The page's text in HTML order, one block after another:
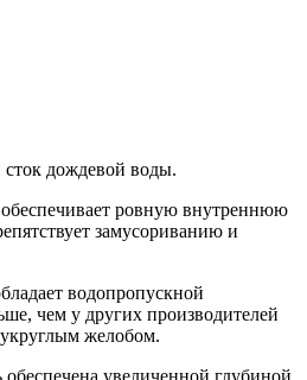
дождевой воды.
ровную внутреннюю
замусориванию и
водопропускной
чем у других производителей
желобом.